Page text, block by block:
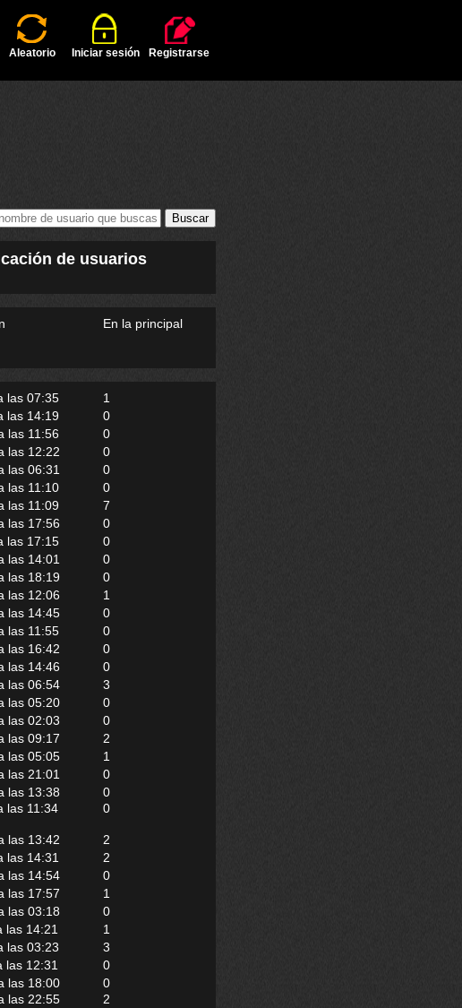
Aleatorio Iniciar sesión Registrarse
de usuarios
En la principal
las 07:35
1
las 14:19
0
las 11:56
0
las 12:22
0
las 06:31
0
las 11:10
0
las 11:09
7
las 17:56
0
las 17:15
0
las 14:01
0
las 18:19
0
las 12:06
1
las 14:45
0
las 11:55
0
las 16:42
0
las 14:46
0
las 06:54
3
las 05:20
0
las 02:03
0
las 09:17
2
las 05:05
1
las 21:01
0
las 13:38
0
las 11:34 0
las 13:42
2
las 14:31
2
las 14:54
0
las 17:57
1
las 03:18
0
las 14:21
1
las 03:23
3
las 12:31
0
las 18:00
0
las 22:55
2